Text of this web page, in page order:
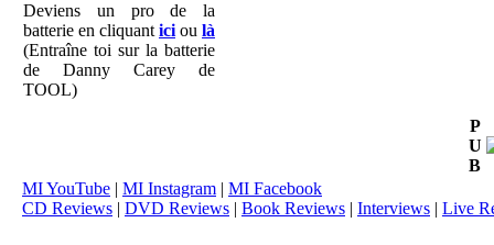
Deviens un pro de la
batterie en cliquant ici ou là
(Entraîne toi sur la batterie
de Danny Carey de
TOOL)
P
U
B
MI YouTube | MI Instagram | MI Facebook
CD Reviews | DVD Reviews | Book Reviews | Interviews | Live